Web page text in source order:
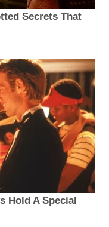
Secrets That
Hold A Special